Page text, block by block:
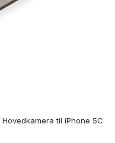
Hovedkamera til iPhone 5C